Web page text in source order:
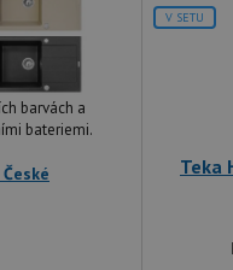
barvách a
bateriemi.
V SETU
Teka